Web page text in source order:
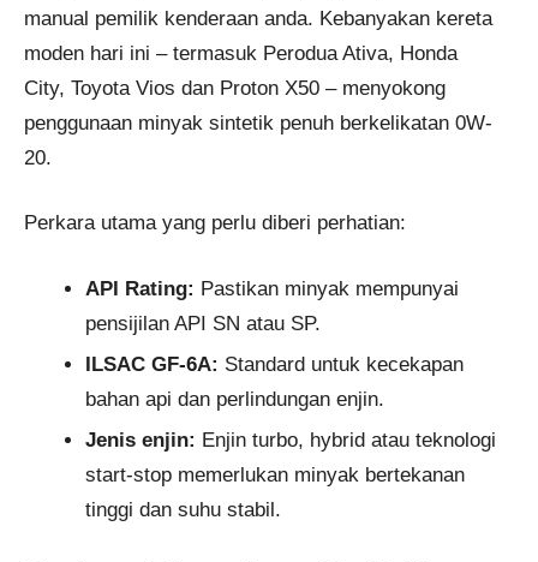
manual pemilik kenderaan anda. Kebanyakan kereta
moden hari ini – termasuk Perodua Ativa, Honda
City, Toyota Vios dan Proton X50 – menyokong
penggunaan minyak sintetik penuh berkelikatan 0W-
20.
Perkara utama yang perlu diberi perhatian:
API Rating: Pastikan minyak mempunyai
pensijilan API SN atau SP.
ILSAC GF-6A: Standard untuk kecekapan
bahan api dan perlindungan enjin.
Jenis enjin: Enjin turbo, hybrid atau teknologi
start-stop memerlukan minyak bertekanan
tinggi dan suhu stabil.